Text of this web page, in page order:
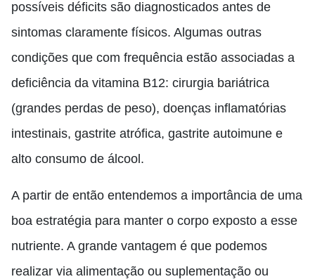
possíveis déficits são diagnosticados antes de
sintomas claramente físicos. Algumas outras
condições que com frequência estão associadas a
deficiência da vitamina B12: cirurgia bariátrica
(grandes perdas de peso), doenças inflamatórias
intestinais, gastrite atrófica, gastrite autoimune e
alto consumo de álcool.
A partir de então entendemos a importância de uma
boa estratégia para manter o corpo exposto a esse
nutriente. A grande vantagem é que podemos
realizar via alimentação ou suplementação ou